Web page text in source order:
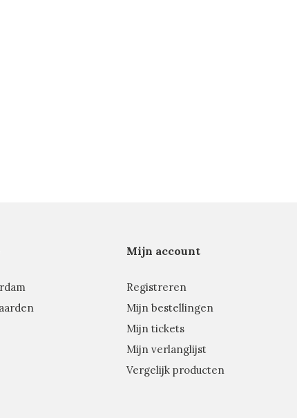
Mijn account
Registreren
Mijn bestellingen
Mijn tickets
Mijn verlanglijst
Vergelijk producten